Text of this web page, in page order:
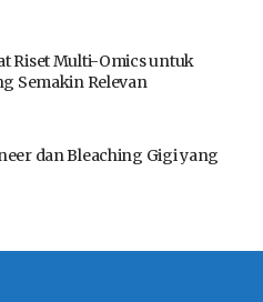
Riset Multi-Omics untuk
Semakin Relevan
dan Bleaching Gigi yang